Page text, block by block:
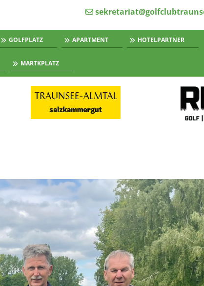

GOLFPLATZ APARTMENT HOTELPARTNER
MARTKPLATZ